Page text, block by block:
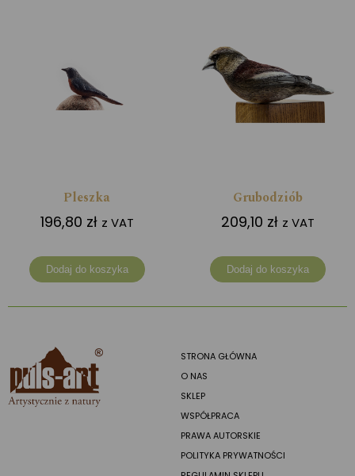
Pleszka
196,80 zł z VAT
Dodaj do koszyka
Grubodziób
209,10 zł z VAT
Dodaj do koszyka
STRONA GŁÓWNA
O NAS
SKLEP
WSPÓŁPRACA
PRAWA AUTORSKIE
POLITYKA PRYWATNOŚCI